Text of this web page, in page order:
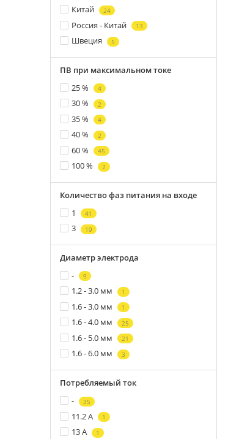
Китай 24
Россия - Китай 13
Швеция 5
ПВ при максимальном токе
25 %
4
30 % 2
35 % 4
40 % 2
60 % 45
100 % 2
Количество фаз питания на входе
1
41
3 19
Диаметр электрода
-
9
1.2 - 3.0 мм 1
1.6 - 3.0 мм 1
1.6 - 4.0 мм 25
1.6 - 5.0 мм 21
1.6 - 6.0 мм 3
Потребляемый ток
-
35
11.2 А 1
13 А 1